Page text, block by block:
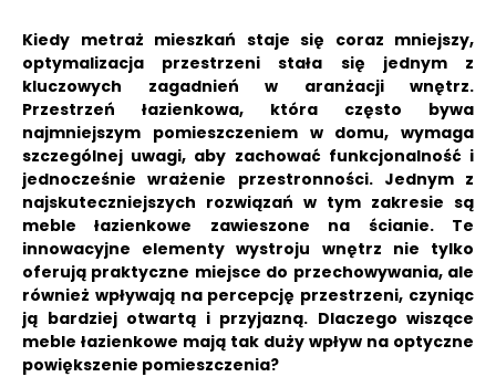
Kiedy metraż mieszkań staje się coraz mniejszy,
optymalizacja przestrzeni stała się jednym z
kluczowych zagadnień w aranżacji wnętrz.
Przestrzeń łazienkowa, która często bywa
najmniejszym pomieszczeniem w domu, wymaga
szczególnej uwagi, aby zachować funkcjonalność i
jednocześnie wrażenie przestronności. Jednym z
najskuteczniejszych rozwiązań w tym zakresie są
meble łazienkowe zawieszone na ścianie. Te
innowacyjne elementy wystroju wnętrz nie tylko
oferują praktyczne miejsce do przechowywania, ale
również wpływają na percepcję przestrzeni, czyniąc
ją bardziej otwartą i przyjazną. Dlaczego wiszące
meble łazienkowe mają tak duży wpływ na optyczne
powiększenie pomieszczenia?